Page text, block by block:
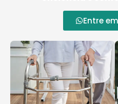
Entre